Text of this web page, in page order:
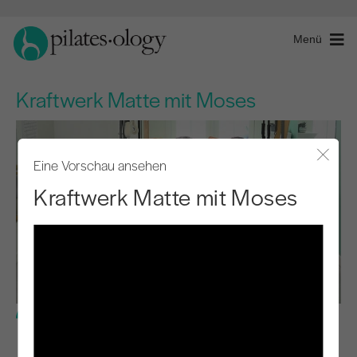
Menü
Kraftwerk Matte mit Moses
Eine Vorschau ansehen
Kraftwerk Matte mit Moses